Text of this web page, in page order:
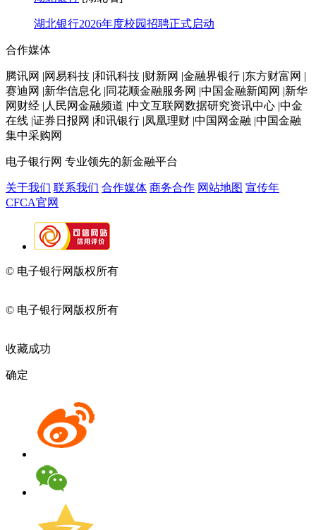
湖北银行2026年度校园招聘正式启动
合作媒体
腾讯网 |网易科技 |和讯科技 |财新网 |金融界银行 |东方财富网 |
赛迪网 |新华信息化 |同花顺金融服务网 |中国金融新闻网 |新华
网财经 |人民网金融频道 |中文互联网数据研究资讯中心 |中金
在线 |证券日报网 |和讯银行 |凤凰理财 |中国网金融 |中国金融
集中采购网
电子银行网 专业领先的新金融平台
关于我们 联系我们 合作媒体 商务合作 网站地图 宣传年
CFCA官网
© 电子银行网版权所有
© 电子银行网版权所有
收藏成功
确定